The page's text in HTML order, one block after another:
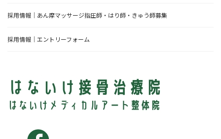
採用情報｜あん摩マッサージ指圧師・はり師・きゅう師募集
採用情報｜エントリーフォーム